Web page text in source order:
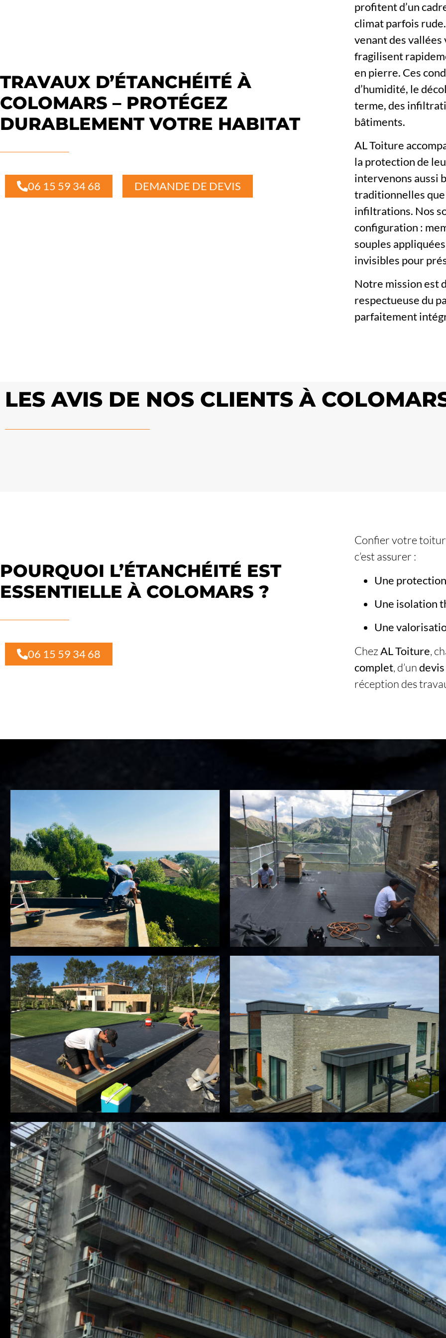
TRAVAUX D’ÉTANCHÉITÉ À
COLOMARS – PROTÉGEZ
DURABLEMENT VOTRE HABITAT
06 15 59 34 68 DEMANDE DE DEVIS
profitent d’un
climat parfois
venant des
fragilisent
en pierre. Ces
d’humidité, le
terme, des
bâtiments.
AL Toiture
la protection de
intervenons aussi
traditionnelles que
infiltrations. Nos
configuration :
souples
invisibles pour
Notre mission est
respectueuse du
parfaitement
LES AVIS DE NOS CLIENTS À
POURQUOI L’ÉTANCHÉITÉ EST
ESSENTIELLE À COLOMARS ?
06 15 59 34 68
Confier votre
c’est assurer :
Une
Une isolation
Une
ChezAL Toiture,
complet, d’un
réception des